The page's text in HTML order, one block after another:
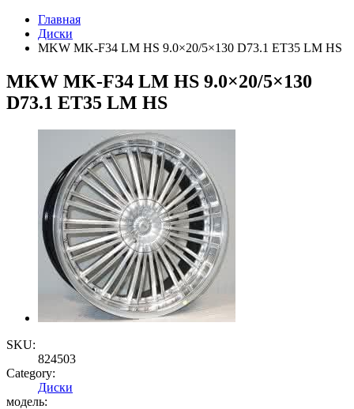
Главная
Диски
MKW MK-F34 LM HS 9.0×20/5×130 D73.1 ET35 LM HS
MKW MK-F34 LM HS 9.0×20/5×130
D73.1 ET35 LM HS
SKU:
824503
Category:
Диски
модель: